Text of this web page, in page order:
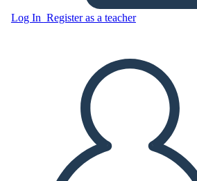
Log In Register as a teacher
Copy this Storyboard
PLAY SLIDESHOW
READ TO ME